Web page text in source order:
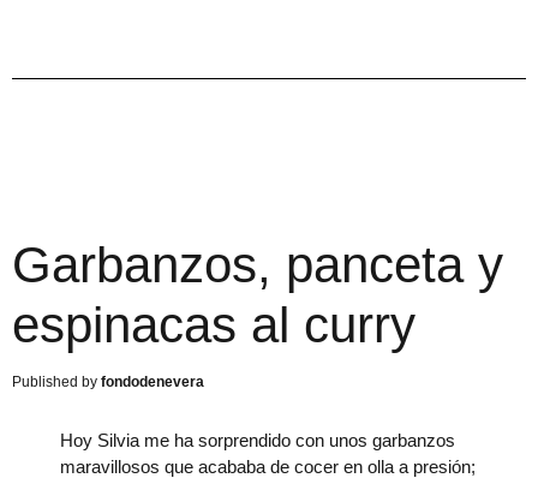
Garbanzos, panceta y
espinacas al curry
fondodenevera
Hoy Silvia me ha sorprendido con unos garbanzos
maravillosos que acababa de cocer en olla a presión;